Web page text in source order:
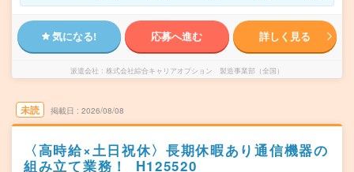
気になる! 応募へ進む 詳しく見る
派遣会社 株式会社綜合キャリアオプション 製造事業部（全国）
未読 掲載日 2026/08/08
〈高時給×土日祝休〉長期休暇あり通信機器の
組み立て業務！_H125520